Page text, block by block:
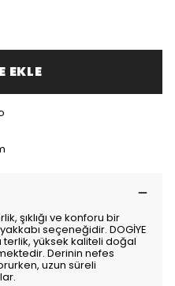
EKLE
şıklığı ve konforu bir
seçeneğidir. DOGİYE
terlik, yüksek kaliteli doğal
Derinin nefes
uzun süreli